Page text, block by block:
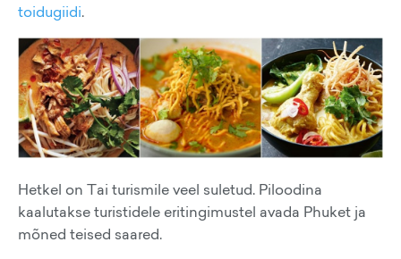
toidugiidi.
Hetkel on Tai turismile veel suletud. Piloodina
kaalutakse turistidele eritingimustel avada Phuket ja
mõned teised saared.